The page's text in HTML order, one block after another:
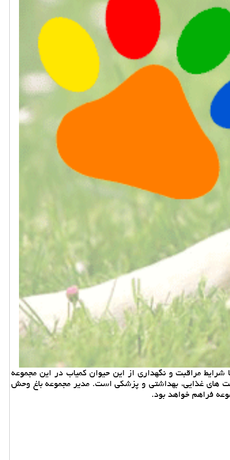
به باغ وحش ارم منتقل شد تا شرایط مراقبت و نگهداری از این حیوان كمیاب در این مجموعه
های غذایی، بهداشتی و پزشكی است. مدیر مجموعه باغ وحش
فراهم خواهد بود.